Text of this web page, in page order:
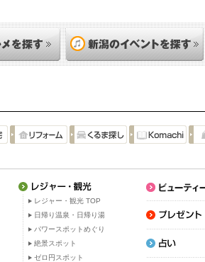
レジャー・観光 TOP
日帰り温泉・日帰り湯
パワースポットめぐり
絶景スポット
ゼロ円スポット